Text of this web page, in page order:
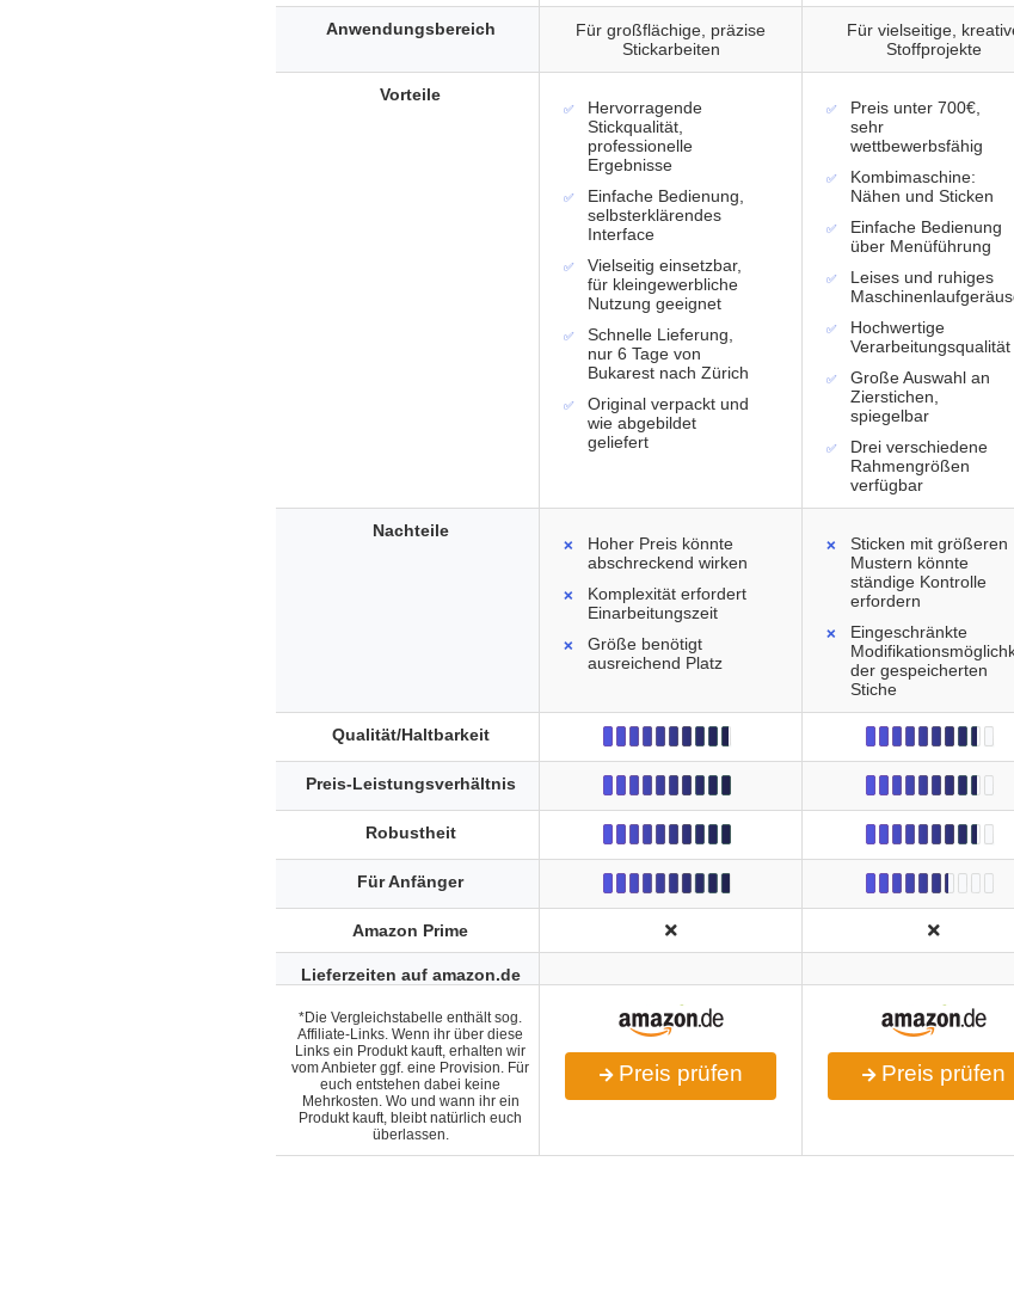
Für großflächige, präzise
Stickarbeiten
Für vielseitige,
Stoffprojekte
Hervorragende
Stickqualität,
professionelle
Ergebnisse
Einfache Bedienung,
selbsterklärendes
Interface
Vielseitig einsetzbar,
für kleingewerbliche
Nutzung geeignet
Schnelle Lieferung,
nur 6 Tage von
Bukarest nach Zürich
Original verpackt und
wie abgebildet
geliefert
Preis unter 700€,
sehr
wettbewerbsfähig
Kombimaschine:
Nähen und Sticken
Einfache Bedienung
über Menüführung
Leises und ruhiges
Hochwertige
Verarbeitungsqualität
Große Auswahl an
Zierstichen,
spiegelbar
Drei verschiedene
Rahmengrößen
verfügbar
Hoher Preis könnte
abschreckend wirken
Komplexität erfordert
Einarbeitungszeit
Größe benötigt
ausreichend Platz
Sticken mit größeren
Mustern könnte
ständige Kontrolle
erfordern
Eingeschränkte
der gespeicherten
Stiche
Preis prüfen Preis prüfen
Anwendungsbereich
Vorteile
Nachteile
Qualität/Haltbarkeit
Preis-Leistungsverhältnis
Robustheit
Für Anfänger
Amazon Prime
Lieferzeiten auf amazon.de
*Die Vergleichstabelle enthält sog.
Affiliate-Links. Wenn ihr über diese
Links ein Produkt kauft, erhalten wir
vom Anbieter ggf. eine Provision. Für
euch entstehen dabei keine
Mehrkosten. Wo und wann ihr ein
Produkt kauft, bleibt natürlich euch
überlassen.